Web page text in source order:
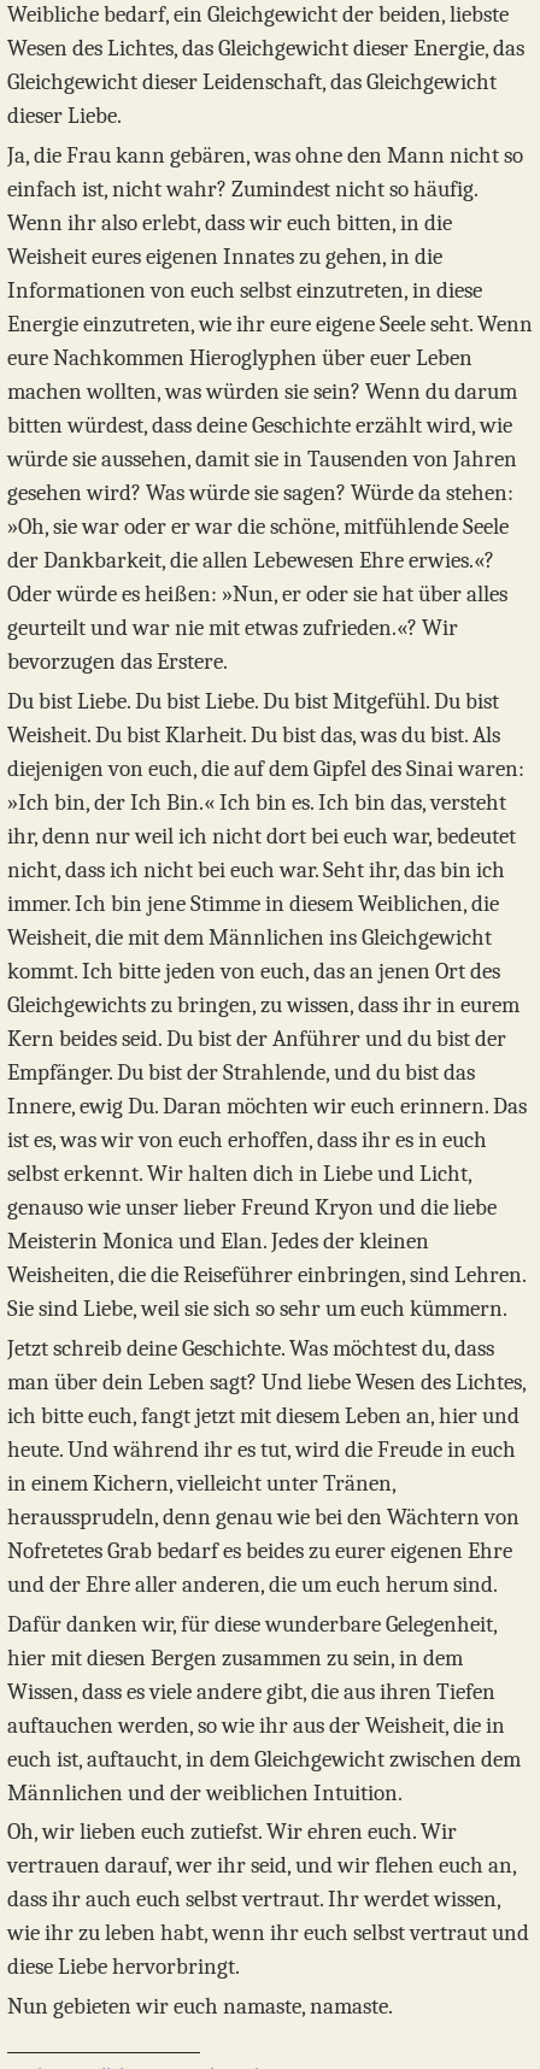
Weibliche bedarf, ein Gleichgewicht der beiden, liebste
Wesen des Lichtes, das Gleichgewicht dieser Energie, das
Gleichgewicht dieser Leidenschaft, das Gleichgewicht
dieser Liebe.
Ja, die Frau kann gebären, was ohne den Mann nicht so
einfach ist, nicht wahr? Zumindest nicht so häufig.
Wenn ihr also erlebt, dass wir euch bitten, in die
Weisheit eures eigenen Innates zu gehen, in die
Informationen von euch selbst einzutreten, in diese
Energie einzutreten, wie ihr eure eigene Seele seht. Wenn
eure Nachkommen Hieroglyphen über euer Leben
machen wollten, was würden sie sein? Wenn du darum
bitten würdest, dass deine Geschichte erzählt wird, wie
würde sie aussehen, damit sie in Tausenden von Jahren
gesehen wird? Was würde sie sagen? Würde da stehen:
»Oh, sie war oder er war die schöne, mitfühlende Seele
der Dankbarkeit, die allen Lebewesen Ehre erwies.«?
Oder würde es heißen: »Nun, er oder sie hat über alles
geurteilt und war nie mit etwas zufrieden.«? Wir
bevorzugen das Erstere.
Du bist Liebe. Du bist Liebe. Du bist Mitgefühl. Du bist
Weisheit. Du bist Klarheit. Du bist das, was du bist. Als
diejenigen von euch, die auf dem Gipfel des Sinai waren:
»Ich bin, der Ich Bin.« Ich bin es. Ich bin das, versteht
ihr, denn nur weil ich nicht dort bei euch war, bedeutet
nicht, dass ich nicht bei euch war. Seht ihr, das bin ich
immer. Ich bin jene Stimme in diesem Weiblichen, die
Weisheit, die mit dem Männlichen ins Gleichgewicht
kommt. Ich bitte jeden von euch, das an jenen Ort des
Gleichgewichts zu bringen, zu wissen, dass ihr in eurem
Kern beides seid. Du bist der Anführer und du bist der
Empfänger. Du bist der Strahlende, und du bist das
Innere, ewig Du. Daran möchten wir euch erinnern. Das
ist es, was wir von euch erhoffen, dass ihr es in euch
selbst erkennt. Wir halten dich in Liebe und Licht,
genauso wie unser lieber Freund Kryon und die liebe
Meisterin Monica und Elan. Jedes der kleinen
Weisheiten, die die Reiseführer einbringen, sind Lehren.
Sie sind Liebe, weil sie sich so sehr um euch kümmern.
Jetzt schreib deine Geschichte. Was möchtest du, dass
man über dein Leben sagt? Und liebe Wesen des Lichtes,
ich bitte euch, fangt jetzt mit diesem Leben an, hier und
heute. Und während ihr es tut, wird die Freude in euch
in einem Kichern, vielleicht unter Tränen,
heraussprudeln, denn genau wie bei den Wächtern von
Nofretetes Grab bedarf es beides zu eurer eigenen Ehre
und der Ehre aller anderen, die um euch herum sind.
Dafür danken wir, für diese wunderbare Gelegenheit,
hier mit diesen Bergen zusammen zu sein, in dem
Wissen, dass es viele andere gibt, die aus ihren Tiefen
auftauchen werden, so wie ihr aus der Weisheit, die in
euch ist, auftaucht, in dem Gleichgewicht zwischen dem
Männlichen und der weiblichen Intuition.
Oh, wir lieben euch zutiefst. Wir ehren euch. Wir
vertrauen darauf, wer ihr seid, und wir flehen euch an,
dass ihr auch euch selbst vertraut. Ihr werdet wissen,
wie ihr zu leben habt, wenn ihr euch selbst vertraut und
diese Liebe hervorbringt.
Nun gebieten wir euch namaste, namaste.